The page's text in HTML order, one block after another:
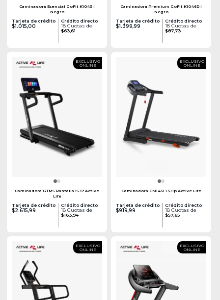
Caminadora Esencial GoFit K1043 |
Negro
Tarjeta de crédito
$1.015,00
Crédito directo
18 Cuotas de
$63,61
Caminadora Premium GoFit K1046D |
Negro
Tarjeta de crédito
$1.399,99
Crédito directo
18 Cuotas de
$87,73
EXCLUSIVO
ONLINE
Caminadora GTM5 Pantalla 15.6" Active
Life
Tarjeta de crédito
$2.615,99
Crédito directo
18 Cuotas de
$163,94
EXCLUSIVO
ONLINE
Caminadora CM1431 1.5Hp Active Life
Tarjeta de crédito
$919,99
Crédito directo
18 Cuotas de
$57,65
EXCLUSIVO
ONLINE
EXCLUSIVO
ONLINE